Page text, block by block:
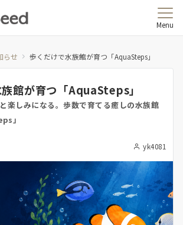
Menu
らせ 歩くだけで水族館が育つ「AquaSteps」
館が育つ「AquaSteps」
楽しみになる。歩数で育てる癒しの水族館
」
yk4081